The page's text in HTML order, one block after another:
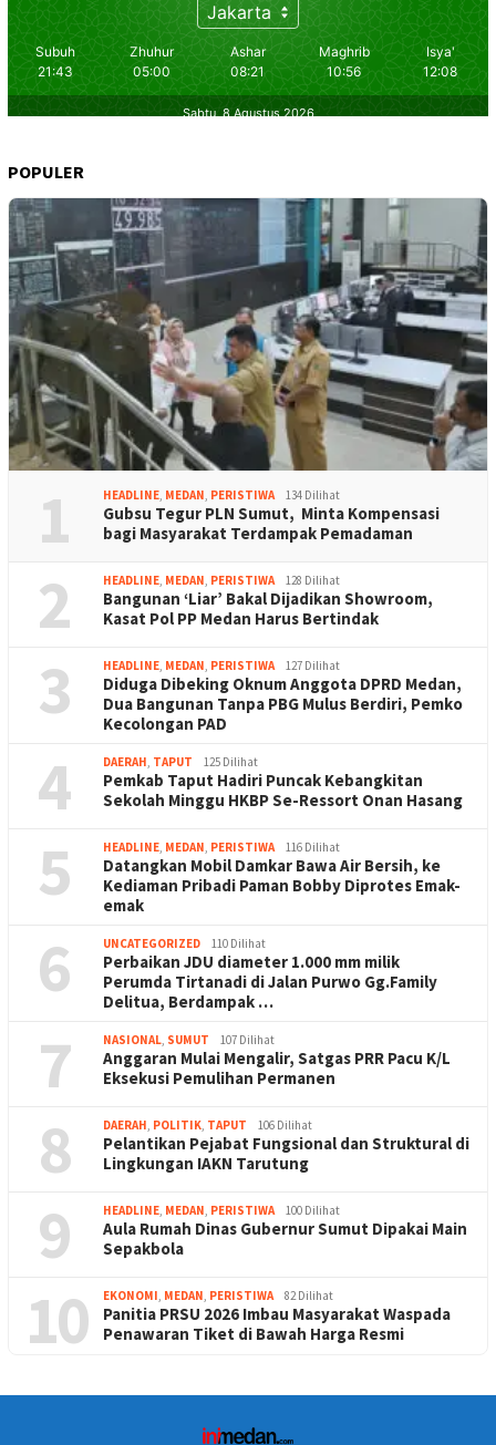
POPULER
1 HEADLINE, MEDAN, PERISTIWA 134 Dilihat
Gubsu Tegur PLN Sumut, Minta Kompensasi
bagi Masyarakat Terdampak Pemadaman
2 HEADLINE, MEDAN, PERISTIWA 128 Dilihat
Bangunan ‘Liar’ Bakal Dijadikan Showroom,
Kasat Pol PP Medan Harus Bertindak
3 HEADLINE, MEDAN, PERISTIWA 127 Dilihat
Diduga Dibeking Oknum Anggota DPRD Medan,
Dua Bangunan Tanpa PBG Mulus Berdiri, Pemko
Kecolongan PAD
4 DAERAH, TAPUT 125 Dilihat
Pemkab Taput Hadiri Puncak Kebangkitan
Sekolah Minggu HKBP Se-Ressort Onan Hasang
5 HEADLINE, MEDAN, PERISTIWA 116 Dilihat
Datangkan Mobil Damkar Bawa Air Bersih, ke
Kediaman Pribadi Paman Bobby Diprotes Emak-
emak
6 UNCATEGORIZED 110 Dilihat
Perbaikan JDU diameter 1.000 mm milik
Perumda Tirtanadi di Jalan Purwo Gg.Family
Delitua, Berdampak …
7 NASIONAL, SUMUT 107 Dilihat
Anggaran Mulai Mengalir, Satgas PRR Pacu K/L
Eksekusi Pemulihan Permanen
8 DAERAH, POLITIK, TAPUT 106 Dilihat
Pelantikan Pejabat Fungsional dan Struktural di
Lingkungan IAKN Tarutung
9 HEADLINE, MEDAN, PERISTIWA 100 Dilihat
Aula Rumah Dinas Gubernur Sumut Dipakai Main
Sepakbola
10 EKONOMI, MEDAN, PERISTIWA 82 Dilihat
Panitia PRSU 2026 Imbau Masyarakat Waspada
Penawaran Tiket di Bawah Harga Resmi